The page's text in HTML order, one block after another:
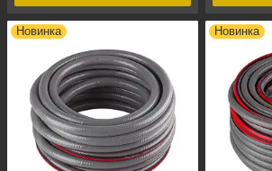
Новинка Новинка